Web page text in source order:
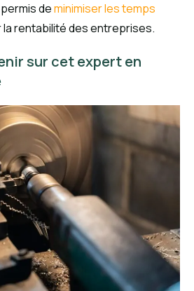
deminimiser les temps
la rentabilité des entreprises.
sur cet expert en